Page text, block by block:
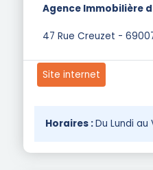
Agence Immobilière
47 Rue Creuzet -
Site internet
Horaires :Du Lundi